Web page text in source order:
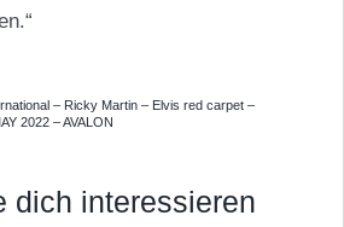
– Ricky Martin – Elvis red carpet –
2022 – AVALON
dich interessieren